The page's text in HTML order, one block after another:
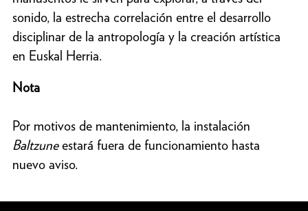
sonido, la estrecha correlación entre el desarrollo
disciplinar de la antropología y la creación artística
en Euskal Herria.
Nota
Por motivos de mantenimiento, la instalación
Baltzuneestará fuera de funcionamiento hasta
nuevo aviso.